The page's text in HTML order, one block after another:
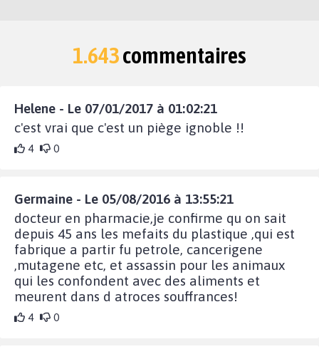
1.643commentaires
Helene - Le 07/01/2017 à 01:02:21
c'est vrai que c'est un piège ignoble !!
4 0
Germaine - Le 05/08/2016 à 13:55:21
docteur en pharmacie,je confirme qu on sait
depuis 45 ans les mefaits du plastique ,qui est
fabrique a partir fu petrole, cancerigene
,mutagene etc, et assassin pour les animaux
qui les confondent avec des aliments et
meurent dans d atroces souffrances!
4 0